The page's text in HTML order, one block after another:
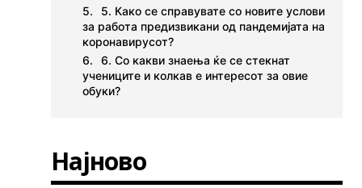
5. Како се справувате со новите услови
за работа предизвикани од пандемијата на
коронавирусот?
6. Со какви знаења ќе се стекнат
учениците и колкав е интересот за овие
обуки?
Најново